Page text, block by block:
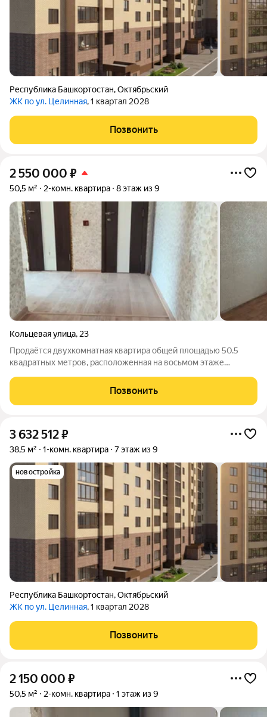
Республика Башкортостан,Октябрьский
ЖК по ул. Целинная, 1 квартал 2028
Позвонить
2 550 000 ₽
50,5 м² 2-комн. квартира 8 этаж из 9
Кольцевая улица, 23
Продаётся двухкомнатная квартира общей площадью 50.5
квадратных метров, расположенная на восьмом этаже
Кухня площадью 10.4 квадратных метра . Раздельный санузел.
во дворе установлены детская и
Позвонить
3 632 512₽
38,5 м² 1-комн. квартира 7 этаж из 9
новостройка
Республика Башкортостан,Октябрьский
ЖК по ул. Целинная, 1 квартал 2028
Позвонить
2 150 000 ₽
50,5 м² 2-комн. квартира 1 этаж из 9